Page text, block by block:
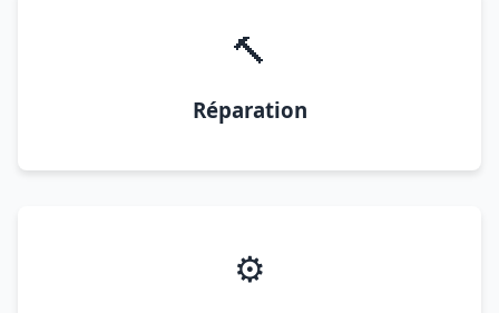
🔨
Réparation
⚙️